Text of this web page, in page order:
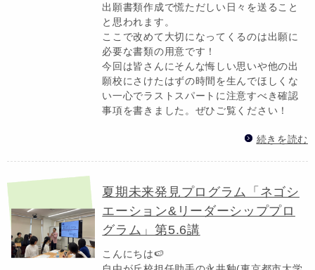
出願書類作成で慌ただしい日々を送ること
と思われます。
ここで改めて大切になってくるのは出願に
必要な書類の用意です！
今回は皆さんにそんな悔しい思いや他の出
願校にさけたはずの時間を生んでほしくな
い一心でラストスパートに注意すべき確認
事項を書きました。ぜひご覧ください！
続きを読む
夏期未来発見プログラム「ネゴシ
エーション&リーダーシッププロ
グラム」第5.6講
こんにちは🍉